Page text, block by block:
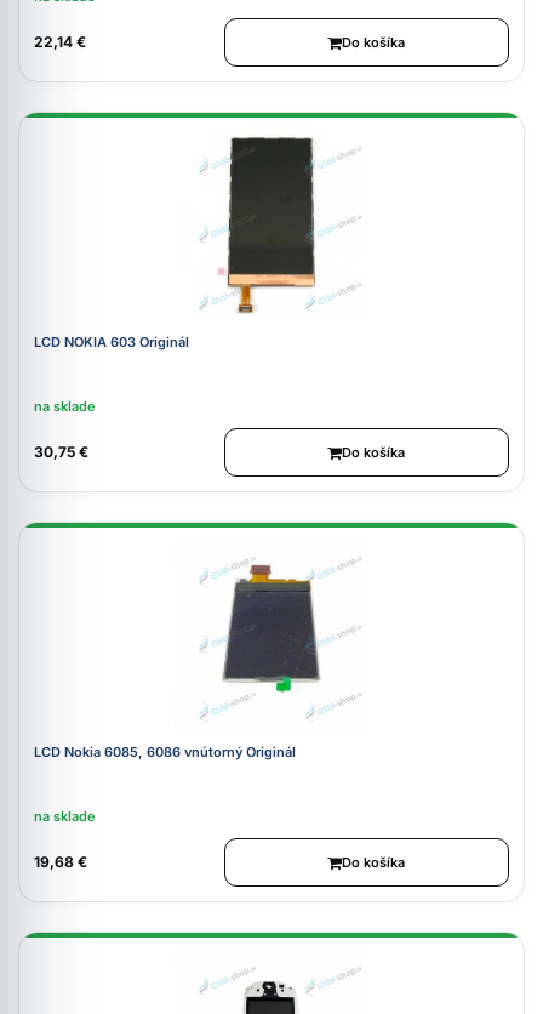
22,14 € Do košíka
LCD NOKIA 603 Originál
na sklade
30,75 € Do košíka
LCD Nokia 6085, 6086 vnútorný Originál
na sklade
19,68 € Do košíka